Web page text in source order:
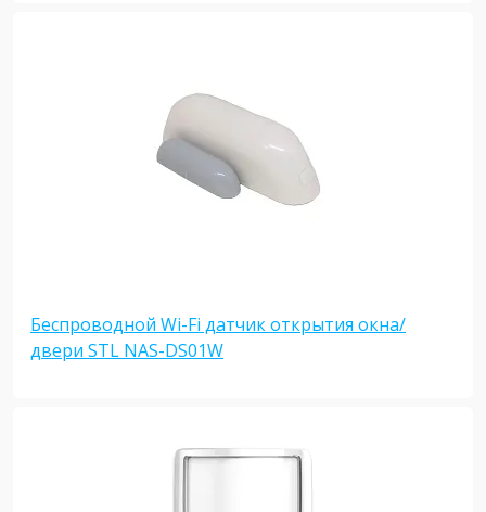
Беспроводной Wi-Fi датчик открытия окна/
двери STL NAS-DS01W